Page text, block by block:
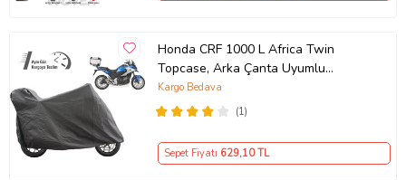
Honda CRF 1000 L Africa Twin
Topcase, Arka Çanta Uyumlu
Motosiklet Branda, Motor Örtüsü ,
Çadır
(1)
Kargo Bedava
Sepet Fiyatı 629,10 TL